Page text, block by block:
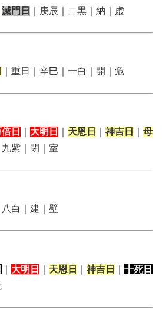
滅門日 ｜庚辰｜二黒｜納｜虚
｜重日｜辛巳｜一白｜開｜危
日 大明日 天恩日 神吉日
母
九紫｜閉｜室
八白｜建｜壁
大明日 天恩日 神吉日
十死日